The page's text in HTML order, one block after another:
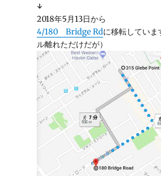
↓
2018年5月13日から
4/180 Bridge Rdに移転していま
ル離れただけだが）